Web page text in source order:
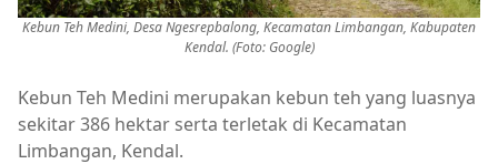
Kebun Teh Medini, Desa Ngesrepbalong, Kecamatan Limbangan, Kabupaten
Kendal. (Foto: Google)
Kebun Teh Medini merupakan kebun teh yang luasnya
sekitar 386 hektar serta terletak di Kecamatan
Limbangan, Kendal.